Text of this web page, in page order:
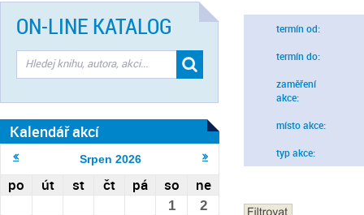
termín od:
termín do:
zaměření
akce:
místo akce:
typ akce:
ON-LINE KATALOG
Kalendář akcí
Srpen 2026
po út st čt pá so ne
1
2